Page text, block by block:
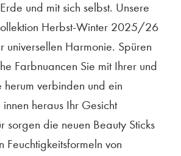
und mit sich selbst. Unsere
Herbst-Winter 2025/26
universellen Harmonie. Spüren
Farbnuancen Sie mit Ihrer und
herum verbinden und ein
heraus Ihr Gesicht
sorgen die neuen Beauty Sticks
Feuchtigkeitsformeln von